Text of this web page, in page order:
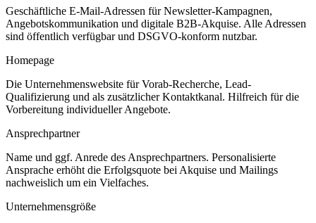
Geschäftliche E-Mail-Adressen für Newsletter-Kampagnen,
Angebotskommunikation und digitale B2B-Akquise. Alle Adressen
sind öffentlich verfügbar und DSGVO-konform nutzbar.
Homepage
Die Unternehmenswebsite für Vorab-Recherche, Lead-
Qualifizierung und als zusätzlicher Kontaktkanal. Hilfreich für die
Vorbereitung individueller Angebote.
Ansprechpartner
Name und ggf. Anrede des Ansprechpartners. Personalisierte
Ansprache erhöht die Erfolgsquote bei Akquise und Mailings
nachweislich um ein Vielfaches.
Unternehmensgröße